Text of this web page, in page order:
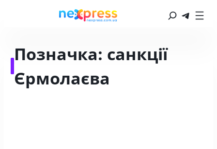
Позначка: санкції
Єрмолаєва